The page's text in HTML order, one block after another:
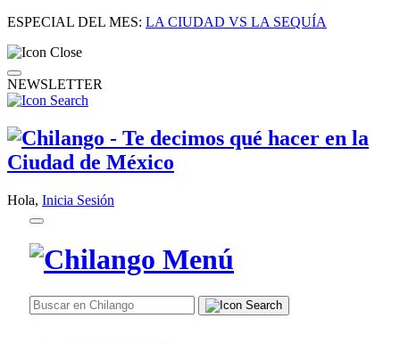
ESPECIAL DEL MES: LA CIUDAD VS LA SEQUÍA
NEWSLETTER
Hola, Inicia Sesión